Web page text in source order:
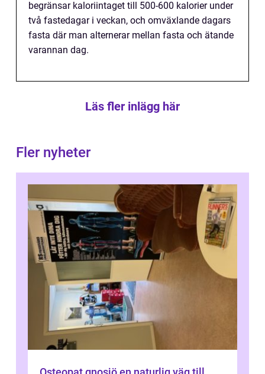
begränsar kaloriintaget till 500-600 kalorier under
två fastedagar i veckan, och omväxlande dagars
fasta där man alternerar mellan fasta och ätande
varannan dag.
Läs fler inlägg här
Fler nyheter